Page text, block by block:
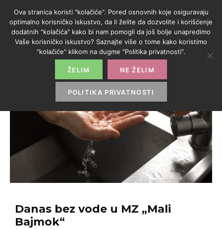
Danas bez vode u MZ „Mali
Bajmok“
Ova stranica koristi "kolačiće". Pored osnovnih koje osiguravaju
optimalno korisničko iskustvo, da li želite da dozvolite i korišćenje
dodatnih "kolačića" kako bi nam pomogli da još bolje unapredimo
Vaše korisničko iskustvo? Saznajte više o tome kako koristimo
"kolačiće" klikom na dugme "Politika privatnosti".
ŽELIM NE ŽELIM
POLITIKA PRIVATNOSTI